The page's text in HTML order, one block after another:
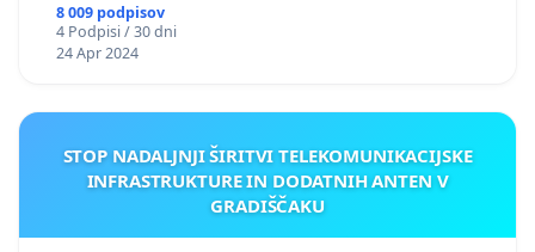
8 009 podpisov
4 Podpisi / 30 dni
24 Apr 2024
STOP NADALJNJI ŠIRITVI TELEKOMUNIKACIJSKE
INFRASTRUKTURE IN DODATNIH ANTEN V
GRADIŠČAKU